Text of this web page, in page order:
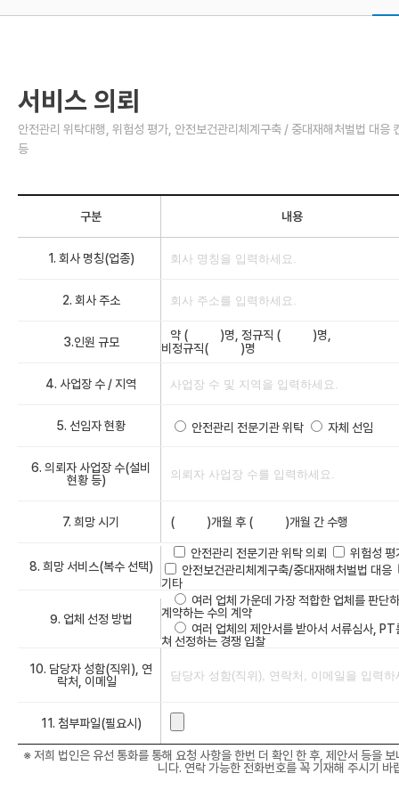
서비스 의뢰
안전관리 위탁대행, 위험성 평가, 안전보건관리체계구축 / 중대재해처벌법 대응
등
구분 내용
1. 회사 명칭(업종)
2. 회사 주소
3.인원 규모 약 ( )명, 정규직 (
)명,
비정규직(
)명
4. 사업장 수 / 지역
5. 선임자 현황 안전관리 전문기관 위탁 자체 선임
6. 의뢰자 사업장 수(설비
현황 등)
7. 희망 시기 ( )개월 후 ( )개월 간 수행
8. 희망 서비스(복수 선택)
안전관리 전문기관 위탁 의뢰
위험성 평
안전보건관리체계구축/중대재해처벌법 대응
기타
9. 업체 선정 방법
여러 업체 가운데 가장 적합한 업체를 판단
계약하는 수의 계약
여러 업체의 제안서를 받아서 서류심사, PT
쳐 선정하는 경쟁 입찰
10. 담당자 성함(직위), 연
락처, 이메일
11. 첨부파일(필요시)
※ 저희 법인은 유선 통화를 통해 요청 사항을 한번 더 확인 한 후, 제안서 등을 보
니다. 연락 가능한 전화번호를 꼭 기재해 주시기 바